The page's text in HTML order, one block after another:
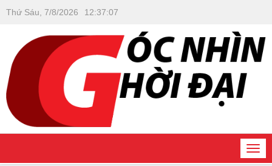
Thứ Sáu, 7/8/2026 12:37:07